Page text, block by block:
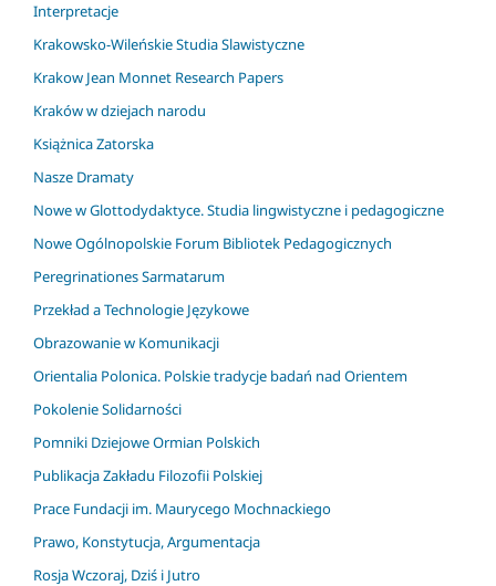
Interpretacje
Krakowsko-Wileńskie Studia Slawistyczne
Krakow Jean Monnet Research Papers
Kraków w dziejach narodu
Książnica Zatorska
Nasze Dramaty
Nowe w Glottodydaktyce. Studia lingwistyczne i pedagogiczne
Nowe Ogólnopolskie Forum Bibliotek Pedagogicznych
Peregrinationes Sarmatarum
Przekład a Technologie Językowe
Obrazowanie w Komunikacji
Orientalia Polonica. Polskie tradycje badań nad Orientem
Pokolenie Solidarności
Pomniki Dziejowe Ormian Polskich
Publikacja Zakładu Filozofii Polskiej
Prace Fundacji im. Maurycego Mochnackiego
Prawo, Konstytucja, Argumentacja
Rosja Wczoraj, Dziś i Jutro